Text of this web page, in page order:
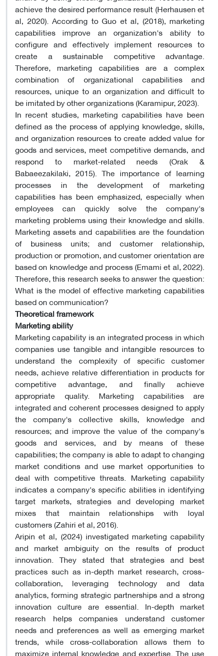
achieve the desired performance result (Herhausen et
al, 2020). According to Guo et al, (2018), marketing
capabilities improve an organization's ability to
configure and effectively implement resources to
create a sustainable competitive advantage.
Therefore, marketing capabilities are a complex
combination of organizational capabilities and
resources, unique to an organization and difficult to
be imitated by other organizations (Karamipur, 2023).
In recent studies, marketing capabilities have been
defined as the process of applying knowledge, skills,
and organization resources to create added value for
goods and services, meet competitive demands, and
respond to market-related needs (Orak &
Babaeezakilaki, 2015). The importance of learning
processes in the development of marketing
capabilities has been emphasized, especially when
employees can quickly solve the company's
marketing problems using their knowledge and skills.
Marketing assets and capabilities are the foundation
of business units; and customer relationship,
production or promotion, and customer orientation are
based on knowledge and process (Emami et al, 2022).
Therefore, this research seeks to answer the question:
What is the model of effective marketing capabilities
based on communication?
Theoretical framework
Marketing ability
Marketing capability is an integrated process in which
companies use tangible and intangible resources to
understand the complexity of specific customer
needs, achieve relative differentiation in products for
competitive advantage, and finally achieve
appropriate quality. Marketing capabilities are
integrated and coherent processes designed to apply
the company's collective skills, knowledge and
resources; and improve the value of the company's
goods and services, and by means of these
capabilities; the company is able to adapt to changing
market conditions and use market opportunities to
deal with competitive threats. Marketing capability
indicates a company's specific abilities in identifying
target markets, strategies and developing market
mixes that maintain relationships with loyal
customers (Zahiri et al, 2016).
Aripin et al, (2024) investigated marketing capability
and market ambiguity on the results of product
innovation. They stated that strategies and best
practices such as in-depth market research, cross-
collaboration, leveraging technology and data
analytics, forming strategic partnerships and a strong
innovation culture are essential. In-depth market
research helps companies understand customer
needs and preferences as well as emerging market
trends, while cross-collaboration allows them to
maximize internal knowledge and expertise. The use